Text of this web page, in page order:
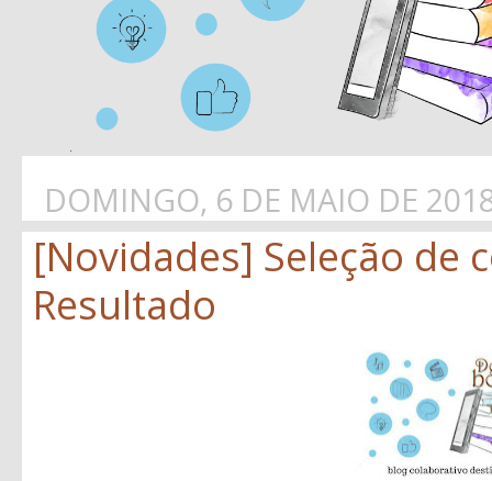
DOMINGO, 6 DE MAIO DE
[Novidades] Seleção de
Resultado